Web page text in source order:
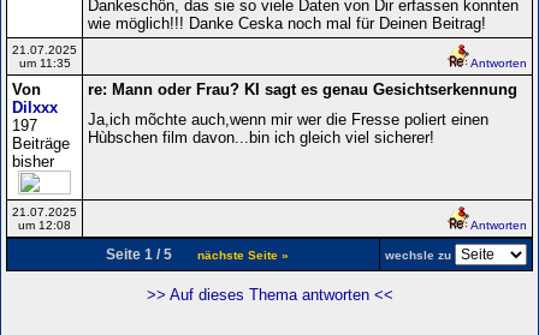
Dankeschön, das sie so viele Daten von Dir erfassen konnten
wie möglich!!! Danke Ceska noch mal für Deinen Beitrag!
21.07.2025
um 11:35
Antworten
Von
Dilxxx
197
Beiträge
bisher
re: Mann oder Frau? KI sagt es genau Gesichtserkennung
Ja,ich mõchte auch,wenn mir wer die Fresse poliert einen
Hùbschen film davon...bin ich gleich viel sicherer!
21.07.2025
um 12:08
Antworten
Seite 1 / 5 nächste Seite » wechsle zu
>> Auf dieses Thema antworten <<